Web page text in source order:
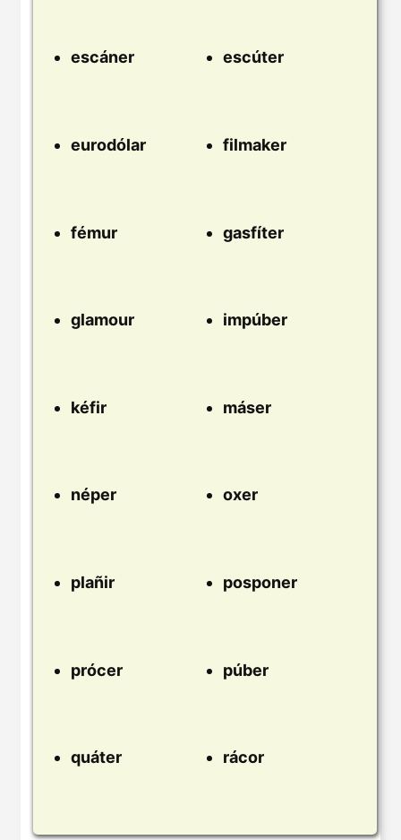
escáner escúter
eurodólar filmaker
fémur gasfíter
glamour impúber
kéfir máser
néper oxer
plañir posponer
prócer púber
quáter rácor